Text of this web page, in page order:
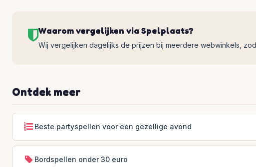
Waarom vergelijken via Spelplaats?
Wij vergelijken dagelijks de prijzen bij meerdere webwinkels,
Ontdek meer
Beste partyspellen voor een gezellige avond
Bordspellen onder 30 euro